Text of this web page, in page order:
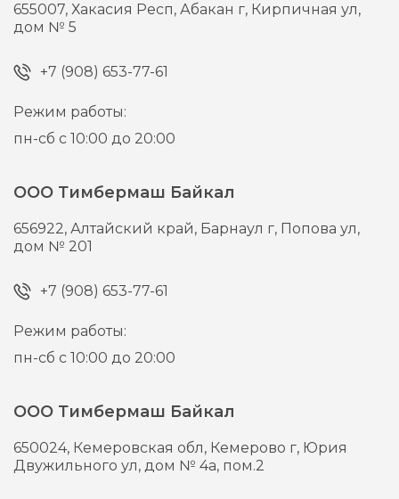
655007,Хакасия Респ, Абакан г, Кирпичная ул,
дом № 5
+7 (908) 653-77-61
Режим работы:
пн-сб с 10:00 до 20:00
ООО Тимбермаш Байкал
656922,Алтайский край, Барнаул г, Попова ул,
дом № 201
+7 (908) 653-77-61
Режим работы:
пн-сб с 10:00 до 20:00
ООО Тимбермаш Байкал
650024, Кемеровская обл, Кемерово г, Юрия
Двужильного ул, дом № 4а, пом.2